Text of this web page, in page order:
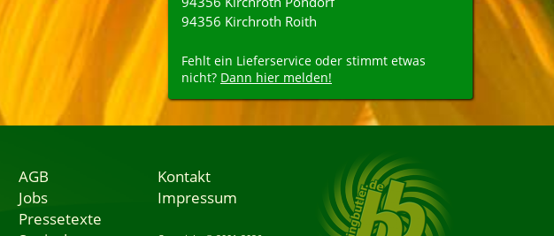
94356 Kirchroth Roith
Fehlt ein Lieferservice oder stimmt etwas
nicht? Dann hier melden!
AGB
Jobs
Pressetexte
Kontakt
Impressum